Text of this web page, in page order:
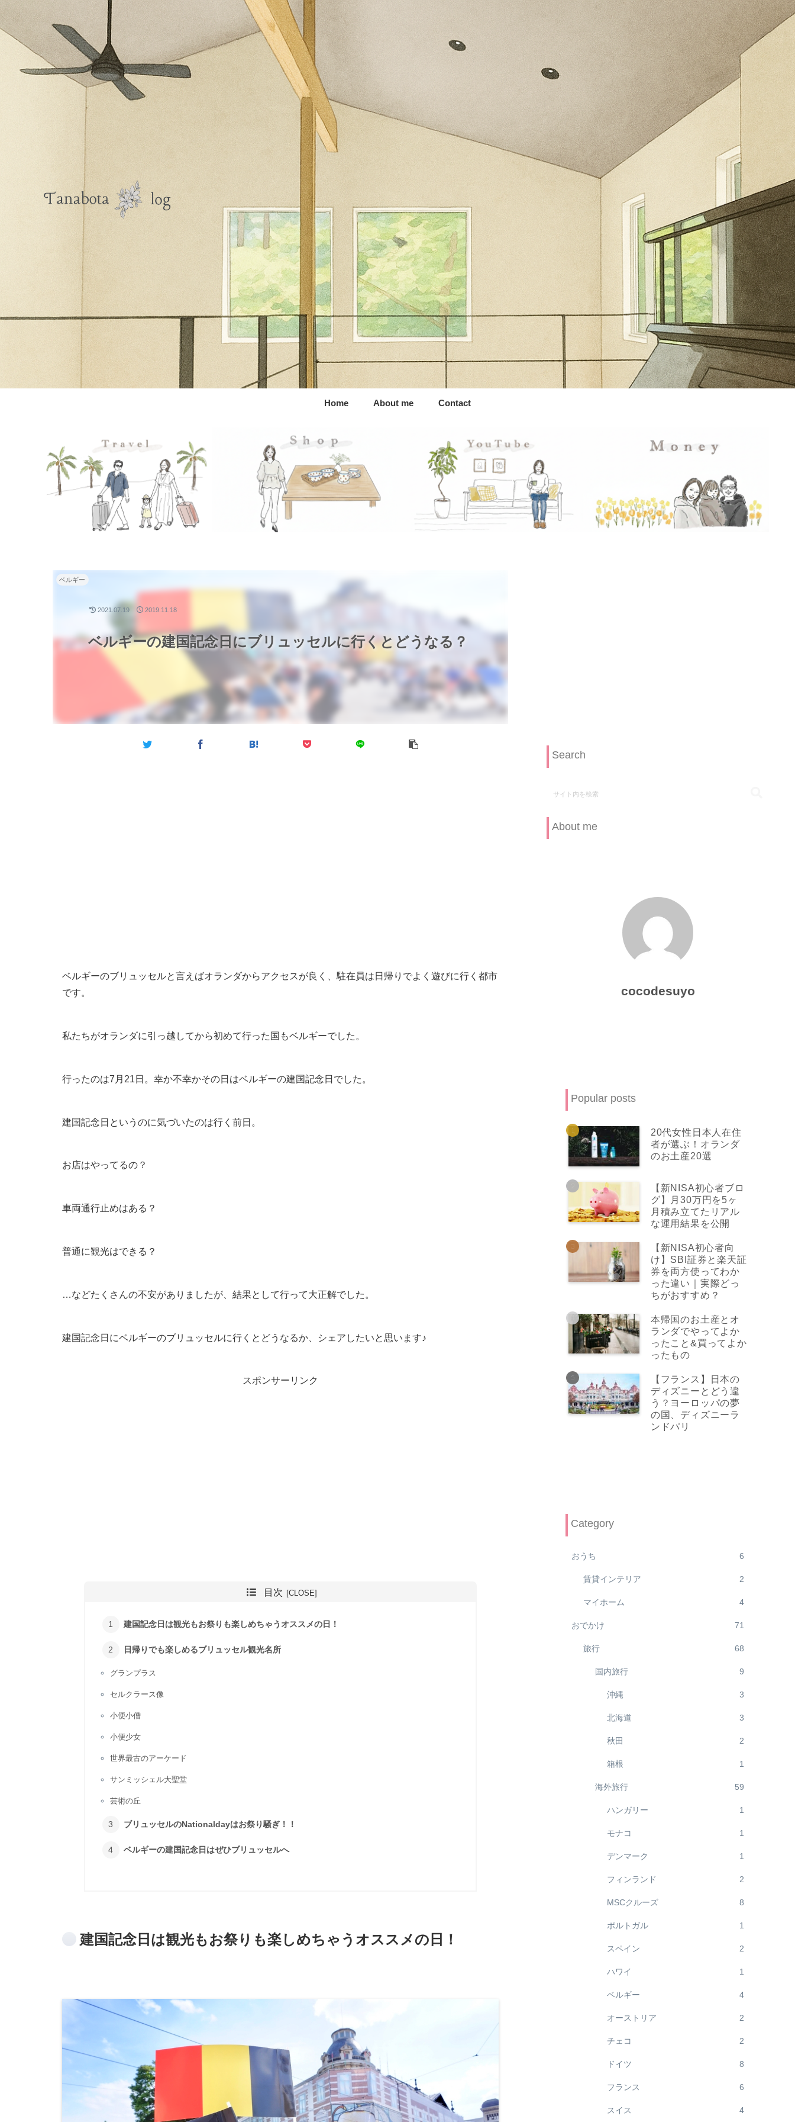
Home About me Contact
ベルギーの建国記念日にブリュッセルに行くとどうなる？
ベルギー
2021.07.19 2019.11.18
ベルギーのブリュッセルと言えばオランダからアクセスが良く、駐在員は日帰りでよく遊びに行く都市
です。
私たちがオランダに引っ越してから初めて行った国もベルギーでした。
行ったのは7月21日。幸か不幸かその日はベルギーの建国記念日でした。
建国記念日というのに気づいたのは行く前日。
お店はやってるの？
車両通行止めはある？
普通に観光はできる？
…などたくさんの不安がありましたが、結果として行って大正解でした。
建国記念日にベルギーのブリュッセルに行くとどうなるか、シェアしたいと思います♪
スポンサーリンク
目次
建国記念日は観光もお祭りも楽しめちゃうオススメの日！
日帰りでも楽しめるブリュッセル観光名所
グランプラス
セルクラース像
小便小僧
小便少女
世界最古のアーケード
サンミッシェル大聖堂
芸術の丘
ブリュッセルのNationaldayはお祭り騒ぎ！！
ベルギーの建国記念日はぜひブリュッセルへ
建国記念日は観光もお祭りも楽しめちゃうオススメの日！
Search
About me
cocodesuyo
Popular posts
20代女性日本人在住
者が選ぶ！オランダ
のお土産20選
【新NISA初心者ブロ
グ】月30万円を5ヶ
月積み立てたリアル
な運用結果を公開
【新NISA初心者向
け】SBI証券と楽天証
券を両方使ってわか
った違い｜実際どっ
ちがおすすめ？
本帰国のお土産とオ
ランダでやってよか
ったこと&買ってよか
ったもの
【フランス】日本の
ディズニーとどう違
う？ヨーロッパの夢
の国、ディズニーラ
ンドパリ
Category
おうち 6
賃貸インテリア 2
マイホーム 4
おでかけ 71
旅行 68
国内旅行 9
沖縄 3
北海道 3
秋田 2
箱根 1
海外旅行 59
ハンガリー 1
モナコ 1
デンマーク 1
フィンランド 2
MSCクルーズ 8
ポルトガル 1
スペイン 2
ハワイ 1
ベルギー 4
オーストリア 2
チェコ 2
ドイツ 8
フランス 6
スイス 4